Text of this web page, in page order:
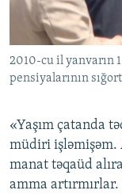
KARIKATURA
İSLAM VƏ
İZ - MƏDƏNIYYƏT
PEŞƏ ETIKASI VƏ
AZADLIQRADIOSU
XƏBƏR
RFE/RL-in
2010-cu il yanvarın
pensiyalarının
«Yaşım çatanda
müdiri işləmişəm.
manat təqaüd
amma